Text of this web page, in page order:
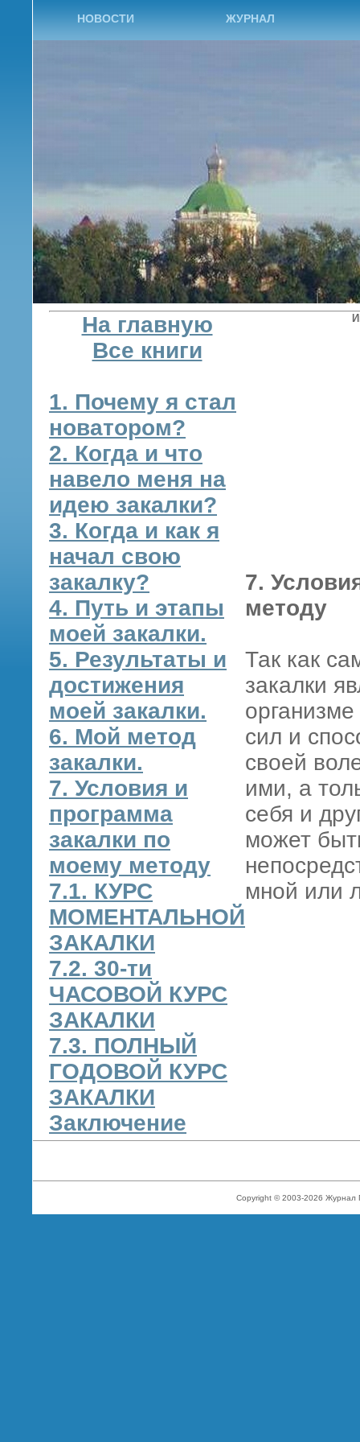
НОВОСТИ ЖУРНАЛ
На главную
Все книги
1. Почему я стал
новатором?
2. Когда и что
навело меня на
идею закалки?
3. Когда и как я
начал свою
закалку?
4. Путь и этапы
моей закалки.
5. Результаты и
достижения
моей закалки.
6. Мой метод
закалки.
7. Условия и
программа
закалки по
моему методу
7.1. КУРС
МОМЕНТАЛЬНОЙ
ЗАКАЛКИ
7.2. 30-ти
ЧАСОВОЙ КУРС
ЗАКАЛКИ
7.3. ПОЛНЫЙ
ГОДОВОЙ КУРС
ЗАКАЛКИ
Заключение
7.
методу
Так как
закалки
сил и
своей
ими, а
себя и
может
мной или
Copyright © 2003-2026 Журнал